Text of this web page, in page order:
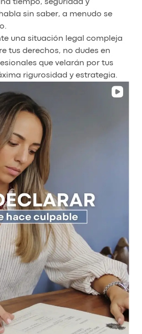
tiempo, seguridad y
sin saber, a menudo se
una situación legal compleja
tus derechos, no dudes en
que velarán por tus
rigurosidad y estrategia.